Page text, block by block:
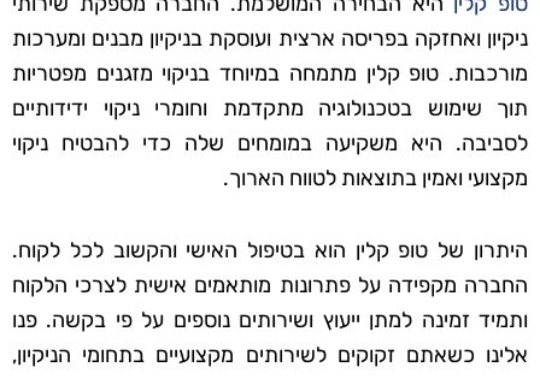
ניקיון ואחזקה בפריסה ארצית ועוסקת בניקיון מבנים ומערכות
מורכבות. טופ קלין מתמחה במיוחד בניקוי מזגנים מפטריות
תוך שימוש בטכנולוגיה מתקדמת וחומרי ניקוי ידידותיים
לסביבה. היא משקיעה במומחים שלה כדי להבטיח ניקוי
מקצועי ואמין בתוצאות לטווח הארוך.
היתרון של טופ קלין הוא בטיפול האישי והקשוב לכל לקוח.
החברה מקפידה על פתרונות מותאמים אישית לצרכי הלקוח
ותמיד זמינה למתן ייעוץ ושירותים נוספים על פי בקשה. פנו
אלינו כשאתם זקוקים לשירותים מקצועיים בתחומי הניקיון,